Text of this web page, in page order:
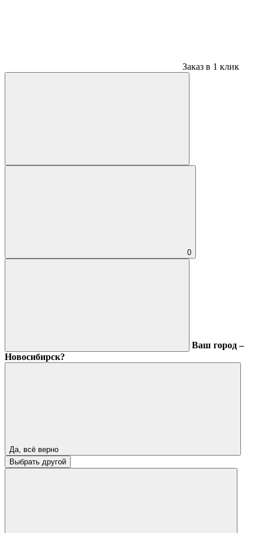
Заказ в 1 клик
0
Ваш город –
Новосибирск?
Да, всё верно
Выбрать другой